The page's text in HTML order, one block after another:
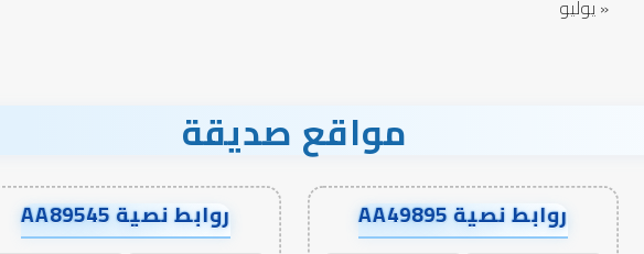
« يوليو
مواقع صديقة
روابط نصية AA49895 روابط نصية AA89545